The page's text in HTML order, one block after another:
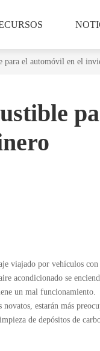
para el automóvil en el
viajado por vehículos con
acondicionado se
un mal funcionamiento.
estarán más
de depósitos de